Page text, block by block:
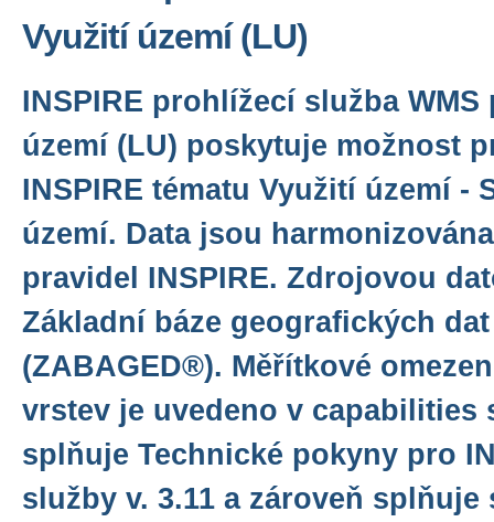
Využití území (LU)
INSPIRE prohlížecí služba
území (LU) poskytuje možnost
INSPIRE tématu Využití území -
území. Data jsou
pravidel INSPIRE. Zdrojovou
Základní báze geografických
(ZABAGED®). Měřítkové
vrstev je uvedeno v capabilities
splňuje Technické pokyny pro
služby v. 3.11 a zároveň splňuje